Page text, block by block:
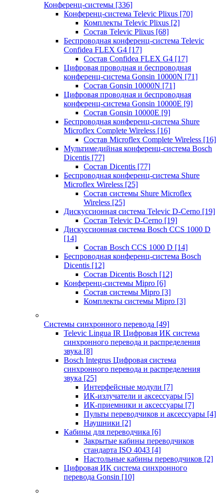
Конференц-системы [336]
Конференц-система Televic Plixus [70]
Комплекты Televic Plixus [2]
Состав Televic Plixus [68]
Беспроводная конференц-система Televic
Confidea FLEX G4 [17]
Состав Confidea FLEX G4 [17]
Цифровая проводная и беспроводная
конференц-система Gonsin 10000N [71]
Состав Gonsin 10000N [71]
Цифровая проводная и беспроводная
конференц-система Gonsin 10000E [9]
Состав Gonsin 10000E [9]
Беспроводная конференц-система Shure
Microflex Complete Wireless [16]
Состав Microflex Complete Wireless [16]
Мультимедийная конференц-система Bosch
Dicentis [77]
Состав Dicentis [77]
Беспроводная конференц-система Shure
Microflex Wireless [25]
Состав системы Shure Microflex
Wireless [25]
Дискуссионная система Televic D-Cerno [19]
Состав Televic D-Cerno [19]
Дискуссионная система Bosch CCS 1000 D
[14]
Состав Bosch CCS 1000 D [14]
Беспроводная конференц-система Bosch
Dicentis [12]
Состав Dicentis Bosch [12]
Конференц-системы Mipro [6]
Состав системы Mipro [3]
Комплекты системы Mipro [3]
Системы синхронного перевода [49]
Televic Lingua IR Цифровая ИК система
синхронного перевода и распределения
звука [8]
Bosch Integrus Цифровая система
синхронного перевода и распределения
звука [25]
Интерфейсные модули [7]
ИК-излучатели и аксессуары [5]
ИК-приемники и аксессуары [7]
Пульты переводчиков и аксессуары [4]
Наушники [2]
Кабины для переводчика [6]
Закрытые кабины переводчиков
стандарта ISO 4043 [4]
Настольные кабины переводчиков [2]
Цифровая ИК система синхронного
перевода Gonsin [10]